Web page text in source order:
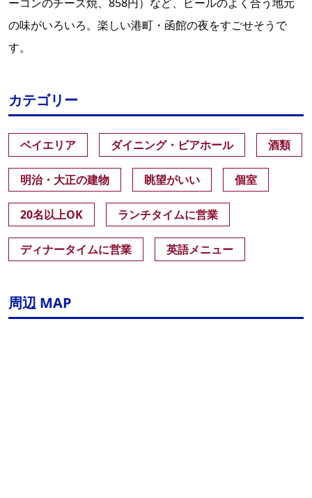
の味がいろいろ。楽しい港町・函館の夜をすごせそうで
す。
カテゴリー
ベイエリア ダイニング・ビアホール 酒類
明治・大正の建物 眺望がいい 個室
20名以上OK ランチタイムに営業
ディナータイムに営業 英語メニュー
周辺 MAP